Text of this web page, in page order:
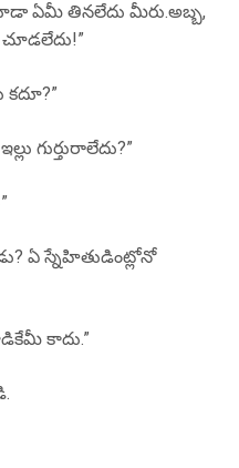
ఏమీ తినలేదు మీరు.అబ్బ,
గుర్తురాలేదు?”
ఏ స్నేహితుడింట్లోనో
కాదు.”